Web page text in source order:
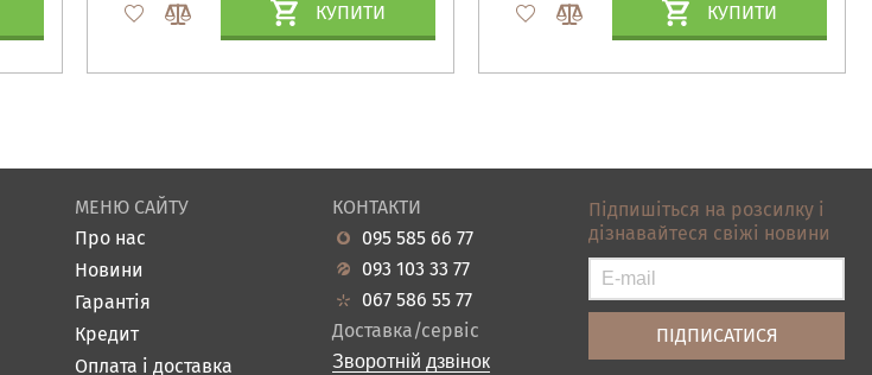
КУПИТИ КУПИТИ
МЕНЮ САЙТУ
Про нас
Новини
Гарантія
Кредит
Оплата і доставка
КОНТАКТИ
095 585 66 77
093 103 33 77
067 586 55 77
Доставка/сервіс
Зворотній дзвінок
Підпишіться на розсилку і
дізнавайтеся свіжі новини